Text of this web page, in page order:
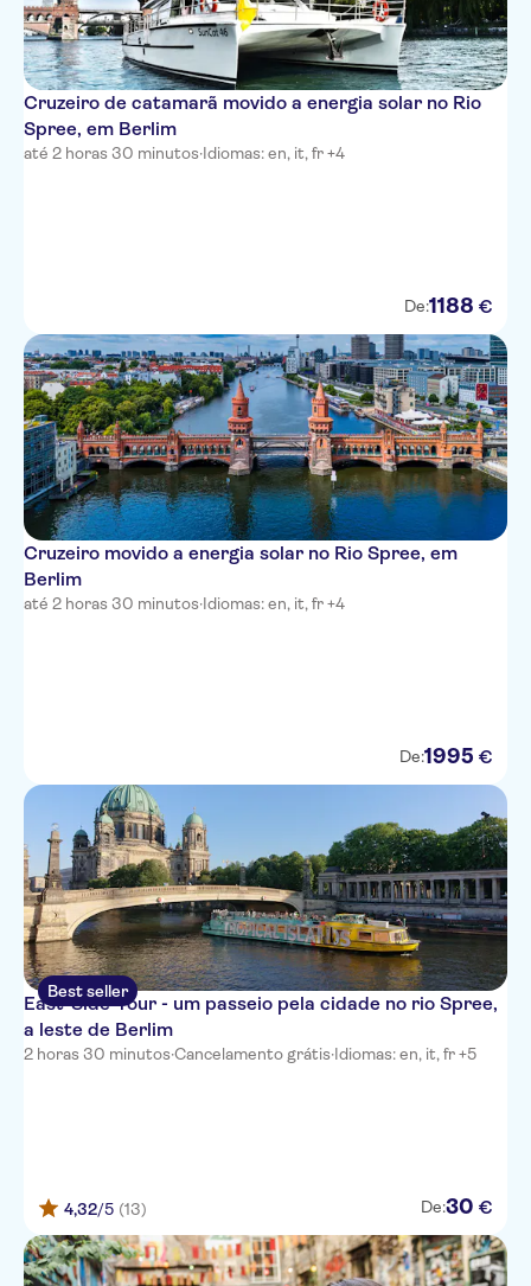
Cruzeiro de catamarã movido a energia solar no Rio
Spree, em Berlim
até 2 horas 30 minutos·Idiomas: en, it, fr +4
De:1188 €
Cruzeiro movido a energia solar no Rio Spree, em
Berlim
até 2 horas 30 minutos·Idiomas: en, it, fr +4
De:1995 €
Best seller
East-Side-Tour - um passeio pela cidade no rio Spree,
a leste de Berlim
2 horas 30 minutos·Cancelamento grátis·Idiomas: en, it, fr +5
4,32/5 (13) De:30 €